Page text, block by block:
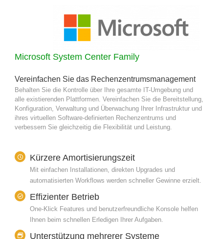
Microsoft System Center Family
Vereinfachen Sie das Rechenzentrumsmanagement
Behalten Sie die Kontrolle über Ihre gesamte IT-Umgebung und
alle existierenden Plattformen. Vereinfachen Sie die Bereitstellung,
Konfiguration, Verwaltung und Überwachung Ihrer Infrastruktur und
ihres virtuellen Software-definierten Rechenzentrums und
verbessern Sie gleichzeitig die Flexibilität und Leistung.
Kürzere Amortisierungszeit
Mit einfachen Installationen, direkten Upgrades und
automatisierten Workflows werden schneller Gewinne erzielt.
Effizienter Betrieb
One-Klick Features und benutzerfreundliche Konsole helfen
Ihnen beim schnellen Erledigen Ihrer Aufgaben.
Unterstützung mehrerer Systeme